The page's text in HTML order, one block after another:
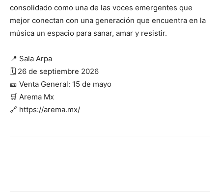
consolidado como una de las voces emergentes que
mejor conectan con una generación que encuentra en la
música un espacio para sanar, amar y resistir.
📍 Sala Arpa
🗓️ 26 de septiembre 2026
🎫 Venta General: 15 de mayo
🛒 Arema Mx
🔗 https://arema.mx/